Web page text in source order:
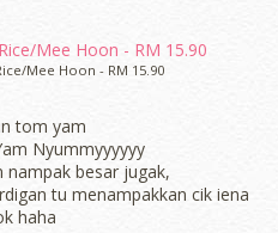
Mee Hoon - RM 15.90
tom yam
Nyummyyyyyy
nampak besar jugak,
tu menampakkan cik iena
haha